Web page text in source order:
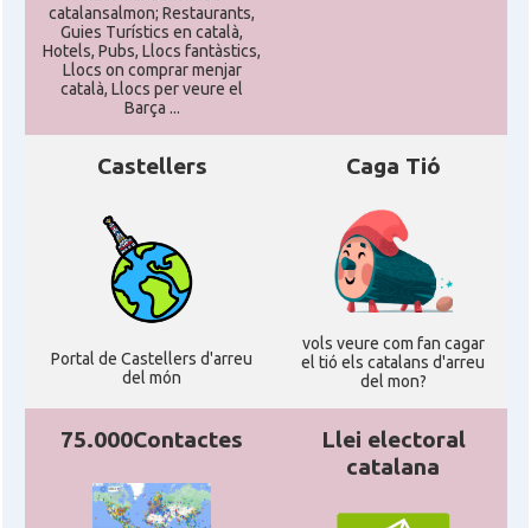
CAMON Catalans a Portland (OR)
CAMON Catalans a SAINT LOUIS
Catalans a San Antonio - Texas
Catalans a SAN FRANCISCO
catalansalmon; Restaurants,
Guies Turístics en català,
Hotels, Pubs, Llocs fantàstics,
Llocs on comprar menjar
català, Llocs per veure el
Barça ...
Castellers
Portal de Castellers d'arreu
del món
Caga Tió
vols veure com fan cagar
el tió els catalans d'arreu
del mon?
75.000Contactes
Llei electoral
catalana